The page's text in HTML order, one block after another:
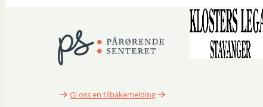
Gi oss en tilbakemelding